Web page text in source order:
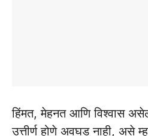
हिंमत, मेहनत आणि विश्वास असेल
उत्तीर्ण होणे अवघड नाही, असे